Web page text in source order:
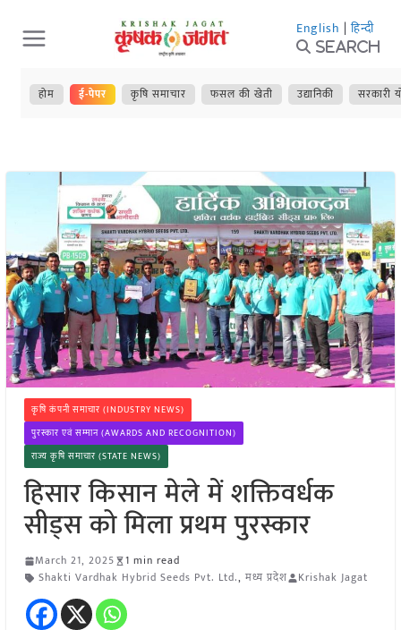
Skip
to
content
English | हिन्दी
Search
होम ई-पेपर कृषि समाचार फसल की खेती उद्यानिकी सरकारी
कृषि कंपनी समाचार (INDUSTRY NEWS)
पुरस्कार एवं सम्मान (AWARDS AND RECOGNITION)
राज्य कृषि समाचार (STATE NEWS)
हिसार किसान मेले में शक्तिवर्धक
सीड्स को मिला प्रथम पुरस्कार
March 21, 2025
1 min read
Shakti Vardhak Hybrid Seeds Pvt. Ltd., मध्य प्रदेश Krishak Jagat